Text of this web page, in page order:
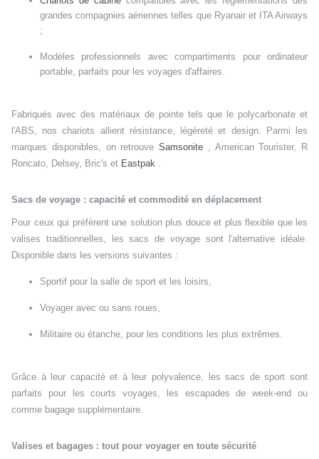
grandes compagnies aériennes telles que Ryanair et ITA Airways
;
Modèles professionnels avec compartiments pour ordinateur
portable, parfaits pour les voyages d'affaires.
Fabriqués avec des matériaux de pointe tels que le polycarbonate et
l'ABS, nos chariots allient résistance, légèreté et design. Parmi les
marques disponibles, on retrouve Samsonite , American Tourister, R
Roncato, Delsey, Bric's et Eastpak
Sacs de voyage : capacité et commodité en déplacement
Pour ceux qui préfèrent une solution plus douce et plus flexible que les
valises traditionnelles, les sacs de voyage sont l'alternative idéale.
Disponible dans les versions suivantes :
Sportif pour la salle de sport et les loisirs,
Voyager avec ou sans roues,
Militaire ou étanche, pour les conditions les plus extrêmes.
Grâce à leur capacité et à leur polyvalence, les sacs de sport sont
parfaits pour les courts voyages, les escapades de week-end ou
comme bagage supplémentaire.
Valises et bagages : tout pour voyager en toute sécurité